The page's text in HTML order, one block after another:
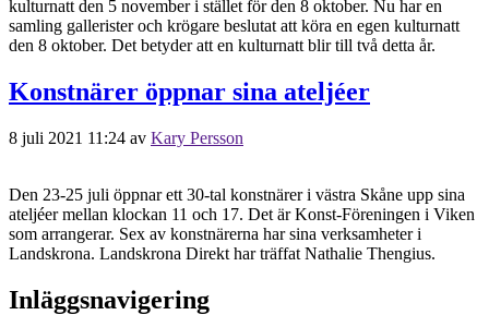
kulturnatt den 5 november i stället för den 8 oktober. Nu har en
samling gallerister och krögare beslutat att köra en egen kulturnatt
den 8 oktober. Det betyder att en kulturnatt blir till två detta år.
Konstnärer öppnar sina ateljéer
8 juli 2021 11:24 av Kary Persson
Den 23-25 juli öppnar ett 30-tal konstnärer i västra Skåne upp sina
ateljéer mellan klockan 11 och 17. Det är Konst-Föreningen i Viken
som arrangerar. Sex av konstnärerna har sina verksamheter i
Landskrona. Landskrona Direkt har träffat Nathalie Thengius.
Inläggsnavigering